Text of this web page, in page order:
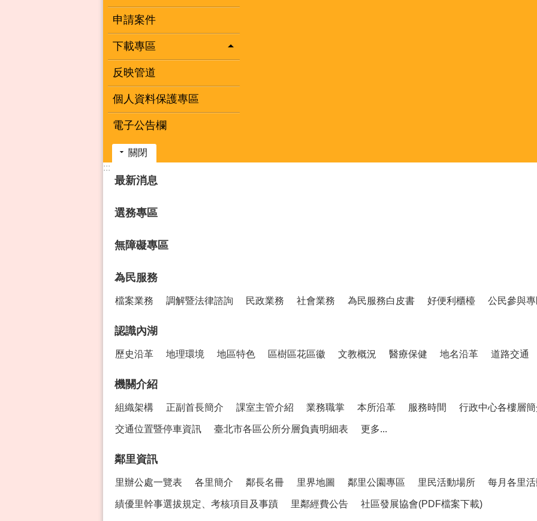
申請案件
下載專區
反映管道
個人資料保護專區
電子公告欄
關閉
:::
最新消息
選務專區
無障礙專區
為民服務
檔案業務 調解暨法律諮詢 民政業務 社會業務 為民服務白皮書 好便利櫃檯 公民參與
認識內湖
歷史沿革 地理環境 地區特色 區樹區花區徽 文教概況 醫療保健 地名沿革 道路交通
機關介紹
組織架構 正副首長簡介 課室主管介紹 業務職掌 本所沿革 服務時間 行政中心各樓層
交通位置暨停車資訊 臺北市各區公所分層負責明細表 更多...
鄰里資訊
里辦公處一覽表 各里簡介 鄰長名冊 里界地圖 鄰里公園專區 里民活動場所 每月各里
績優里幹事選拔規定、考核項目及事蹟 里鄰經費公告 社區發展協會(PDF檔案下載)